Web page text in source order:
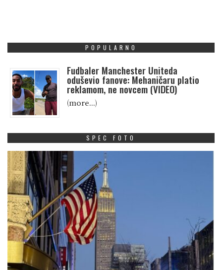
POPULARNO
Fudbaler Manchester Uniteda
oduševio fanove: Mehaničaru platio
reklamom, ne novcem (VIDEO)
(more…)
SPEC FOTO